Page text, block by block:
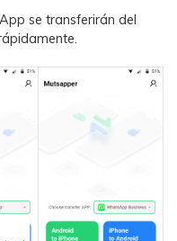
se transferirán del